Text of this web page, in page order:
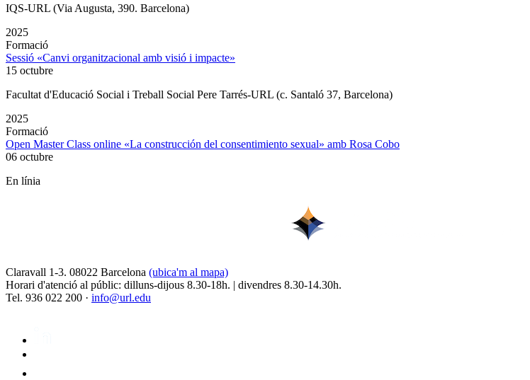
IQS-URL (Via Augusta, 390. Barcelona)
2025
Formació
Sessió «Canvi organitzacional amb visió i impacte»
15 octubre
Facultat d'Educació Social i Treball Social Pere Tarrés-URL (c. Santaló 37, Barcelona)
2025
Formació
Open Master Class online «La construcción del consentimiento sexual» amb Rosa Cobo
06 octubre
En línia
Claravall 1-3. 08022 Barcelona (ubica'm al mapa)
Horari d'atenció al públic: dilluns-dijous 8.30-18h. | divendres 8.30-14.30h.
Tel. 936 022 200 · info@url.edu